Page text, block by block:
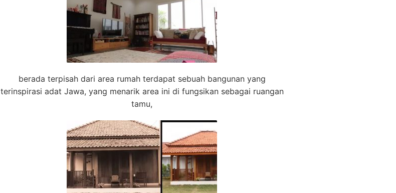
berada terpisah dari area rumah terdapat sebuah bangunan yang
terinspirasi adat Jawa, yang menarik area ini di fungsikan sebagai ruangan
tamu,